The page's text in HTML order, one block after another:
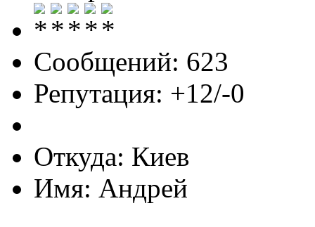
Сообщений: 623
Репутация: +12/-0
Откуда: Киев
Имя: Андрей